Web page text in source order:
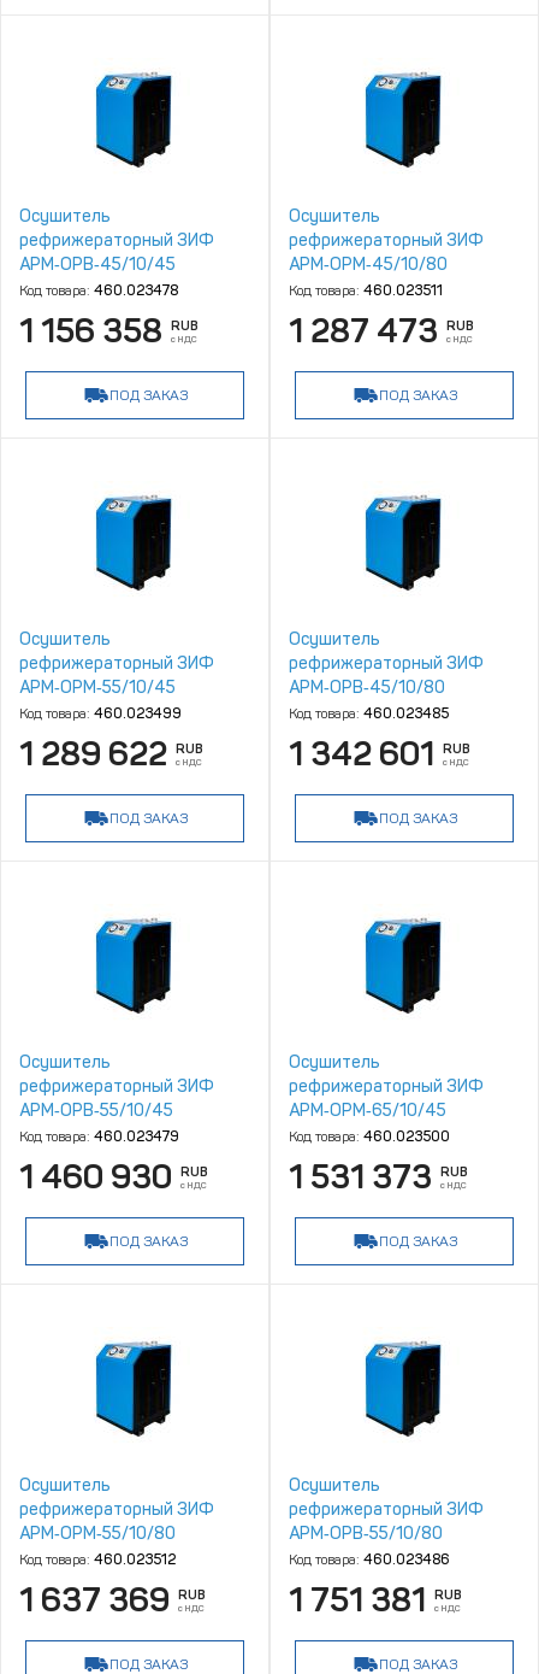
Осушитель
рефрижераторный ЗИФ
АРМ‑ОРВ‑45/10/45
Код товара: 460.023478
1 156 358 RUB
с НДС
ПОД ЗАКАЗ
Осушитель
рефрижераторный ЗИФ
АРМ‑ОРМ‑45/10/80
Код товара: 460.023511
1 287 473 RUB
с НДС
ПОД ЗАКАЗ
Осушитель
рефрижераторный ЗИФ
АРМ‑ОРМ‑55/10/45
Код товара: 460.023499
1 289 622 RUB
с НДС
ПОД ЗАКАЗ
Осушитель
рефрижераторный ЗИФ
АРМ‑ОРВ‑45/10/80
Код товара: 460.023485
1 342 601 RUB
с НДС
ПОД ЗАКАЗ
Осушитель
рефрижераторный ЗИФ
АРМ‑ОРВ‑55/10/45
Код товара: 460.023479
1 460 930 RUB
с НДС
ПОД ЗАКАЗ
Осушитель
рефрижераторный ЗИФ
АРМ‑ОРМ‑65/10/45
Код товара: 460.023500
1 531 373 RUB
с НДС
ПОД ЗАКАЗ
Осушитель
рефрижераторный ЗИФ
АРМ‑ОРМ‑55/10/80
Код товара: 460.023512
1 637 369 RUB
с НДС
ПОД ЗАКАЗ
Осушитель
рефрижераторный ЗИФ
АРМ‑ОРВ‑55/10/80
Код товара: 460.023486
1 751 381 RUB
с НДС
ПОД ЗАКАЗ